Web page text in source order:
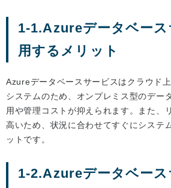
1-1.Azureデータベー
用するメリット
Azureデータベースサービスはクラウド
システムのため、オンプレミス型のデー
用や管理コストが抑えられます。また、
高いため、状況に合わせてすぐにシステ
ットです。
1-2.Azureデータベー